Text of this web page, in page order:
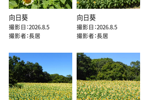
向日葵
撮影日：2026.8.5
撮影者：長居
向日葵
撮影日：2026.8.5
撮影者：長居